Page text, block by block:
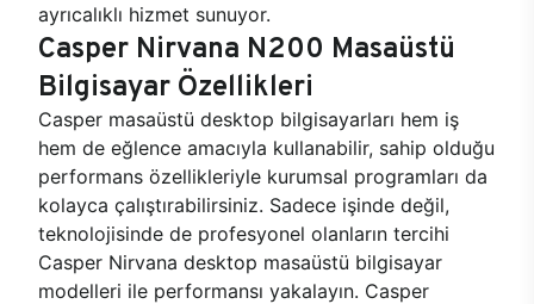
ayrıcalıklı hizmet sunuyor.
Casper Nirvana N200 Masaüstü
Bilgisayar Özellikleri
Casper masaüstü desktop bilgisayarları hem iş
hem de eğlence amacıyla kullanabilir, sahip olduğu
performans özellikleriyle kurumsal programları da
kolayca çalıştırabilirsiniz. Sadece işinde değil,
teknolojisinde de profesyonel olanların tercihi
Casper Nirvana desktop masaüstü bilgisayar
modelleri ile performansı yakalayın. Casper